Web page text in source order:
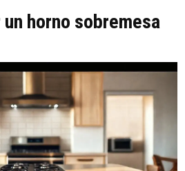
horno sobremesa